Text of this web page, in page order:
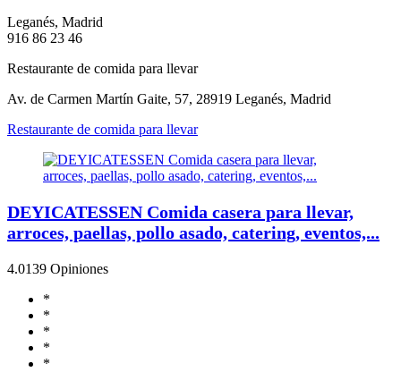
Leganés, Madrid
916 86 23 46
Restaurante de comida para llevar
Av. de Carmen Martín Gaite, 57, 28919 Leganés, Madrid
Restaurante de comida para llevar
DEYICATESSEN Comida casera para llevar,
arroces, paellas, pollo asado, catering, eventos,...
4.0139 Opiniones
*
*
*
*
*